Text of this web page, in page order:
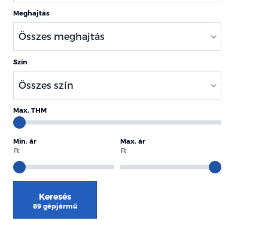
Meghajtás
Szín
Max. THM
Min. ár
Ft
Max. ár
Ft
Keresés
89 gépjármű